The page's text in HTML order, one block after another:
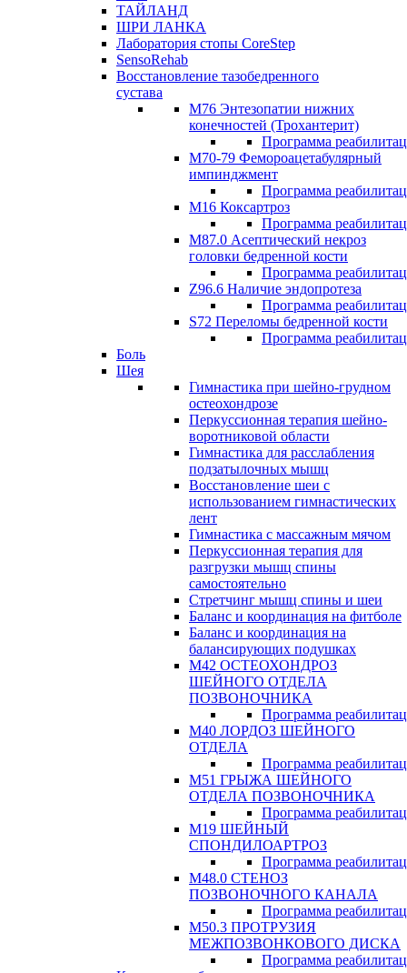
ТАЙЛАНД
ШРИ ЛАНКА
Лаборатория стопы CoreStep
SensoRehab
Восстановление тазобедренного
сустава
М76 Энтезопатии нижних
конечностей (Трохантерит)
Программа
М70-79 Фемороацетабулярный
импинджмент
Программа
M16 Коксартроз
Программа
М87.0 Асептический некроз
головки бедренной кости
Программа
Z96.6 Наличие эндопротеза
Программа
S72 Переломы бедренной кости
Программа
Боль
Шея
Гимнастика при шейно-грудном
остеохондрозе
Перкуссионная терапия шейно-
воротниковой области
Гимнастика для расслабления
подзатылочных мышц
Восстановление шеи с
использованием гимнастических
лент
Гимнастика с массажным мячом
Перкуссионная терапия для
разгрузки мышц спины
самостоятельно
Стретчинг мышц спины и шеи
Баланс и координация на фитболе
Баланс и координация на
балансирующих подушках
М42 ОСТЕОХОНДРОЗ
ШЕЙНОГО ОТДЕЛА
ПОЗВОНОЧНИКА
Программа
М40 ЛОРДОЗ ШЕЙНОГО
ОТДЕЛА
Программа
М51 ГРЫЖА ШЕЙНОГО
ОТДЕЛА ПОЗВОНОЧНИКА
Программа
М19 ШЕЙНЫЙ
СПОНДИЛОАРТРОЗ
Программа
М48.0 СТЕНОЗ
ПОЗВОНОЧНОГО КАНАЛА
Программа
М50.3 ПРОТРУЗИЯ
МЕЖПОЗВОНКОВОГО ДИСКА
Программа